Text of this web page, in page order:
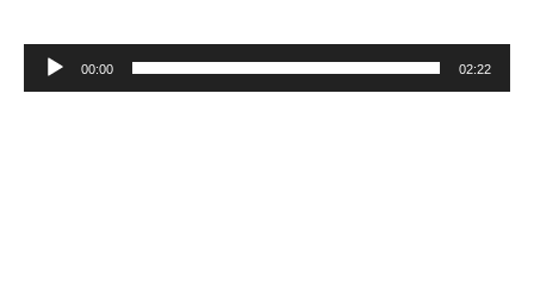
Reprodutor
de
00:00 02:22